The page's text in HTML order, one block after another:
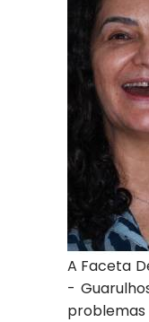
A Faceta
-